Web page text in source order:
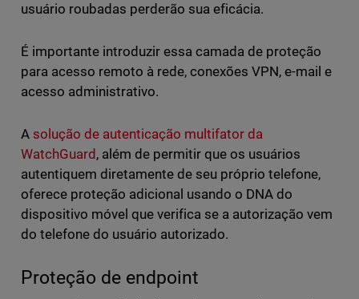
usuário roubadas perderão sua eficácia.
É importante introduzir essa camada de proteção
para acesso remoto à rede, conexões VPN, e-mail e
acesso administrativo.
A solução de autenticação multifator da
WatchGuard , além de permitir que os usuários
autentiquem diretamente de seu próprio telefone,
oferece proteção adicional usando o DNA do
dispositivo móvel que verifica se a autorização vem
do telefone do usuário autorizado.
Proteção de endpoint